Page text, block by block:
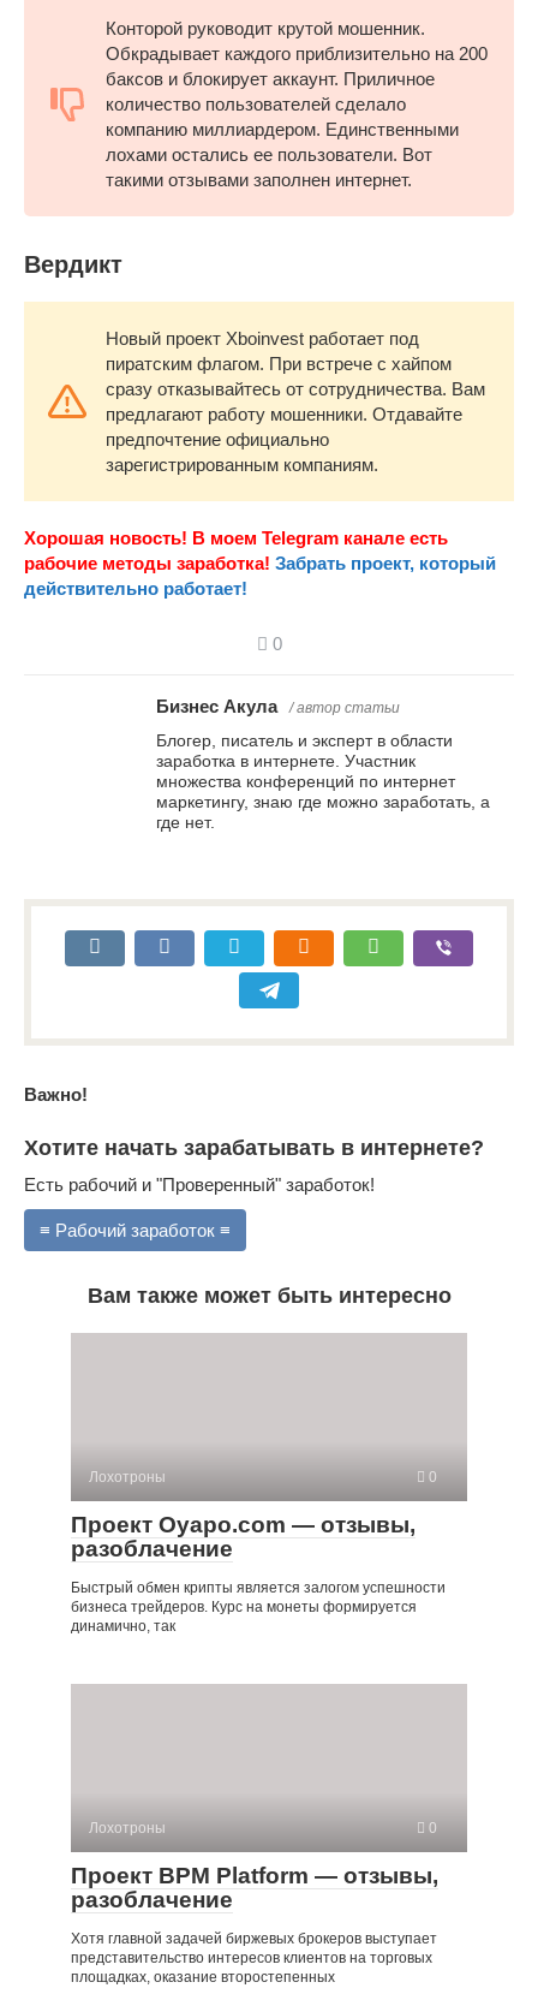
Конторой руководит крутой мошенник.
Обкрадывает каждого приблизительно на 200
баксов и блокирует аккаунт. Приличное
количество пользователей сделало
компанию миллиардером. Единственными
лохами остались ее пользователи. Вот
такими отзывами заполнен интернет.
Вердикт
Новый проект Xboinvest работает под
пиратским флагом. При встрече с хайпом
сразу отказывайтесь от сотрудничества. Вам
предлагают работу мошенники. Отдавайте
предпочтение официально
зарегистрированным компаниям.
Хорошая новость! В моем Telegram канале есть
рабочие методы заработка! Забрать проект, который
действительно работает!
0
Бизнес Акула / автор статьи
Блогер, писатель и эксперт в области
заработка в интернете. Участник
множества конференций по интернет
маркетингу, знаю где можно заработать, а
где нет.
Важно!
Хотите начать зарабатывать в интернете?
Есть рабочий и "Проверенный" заработок!
≡ Рабочий заработок ≡
Вам также может быть интересно
Лохотроны 0
Проект Oyapo.com — отзывы,
разоблачение
Быстрый обмен крипты является залогом успешности
бизнеса трейдеров. Курс на монеты формируется
динамично, так
Лохотроны 0
Проект BPM Platform — отзывы,
разоблачение
Хотя главной задачей биржевых брокеров выступает
представительство интересов клиентов на торговых
площадках, оказание второстепенных